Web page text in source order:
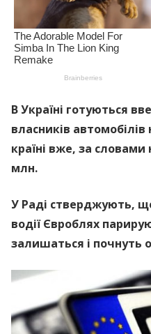
В Україні готуються
власників
країні вже, за словами
млн.
У Раді стверджують,
водії Євроблях
залишаться і почнуть